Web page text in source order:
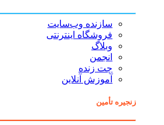
سازنده وب‌سایت
فروشگاه اینترنتی
وبلاگ
انجمن
چت زنده
آموزش آنلاین
زنجیره تأمین